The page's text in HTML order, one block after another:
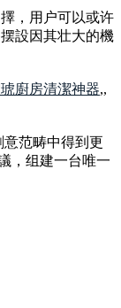
，用户可以或许
設因其壮大的機
廚房清潔神器,,
范畴中得到更
，组建一台唯一